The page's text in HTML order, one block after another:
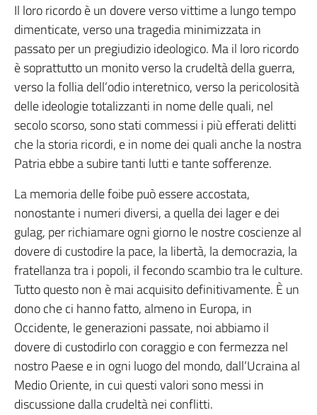
Il loro ricordo è un dovere verso vittime a lungo tempo
dimenticate, verso una tragedia minimizzata in
passato per un pregiudizio ideologico. Ma il loro ricordo
è soprattutto un monito verso la crudeltà della guerra,
verso la follia dell’odio interetnico, verso la pericolosità
delle ideologie totalizzanti in nome delle quali, nel
secolo scorso, sono stati commessi i più efferati delitti
che la storia ricordi, e in nome dei quali anche la nostra
Patria ebbe a subire tanti lutti e tante sofferenze.
La memoria delle foibe può essere accostata,
nonostante i numeri diversi, a quella dei lager e dei
gulag, per richiamare ogni giorno le nostre coscienze al
dovere di custodire la pace, la libertà, la democrazia, la
fratellanza tra i popoli, il fecondo scambio tra le culture.
Tutto questo non è mai acquisito definitivamente. È un
dono che ci hanno fatto, almeno in Europa, in
Occidente, le generazioni passate, noi abbiamo il
dovere di custodirlo con coraggio e con fermezza nel
nostro Paese e in ogni luogo del mondo, dall’Ucraina al
Medio Oriente, in cui questi valori sono messi in
discussione dalla crudeltà nei conflitti.